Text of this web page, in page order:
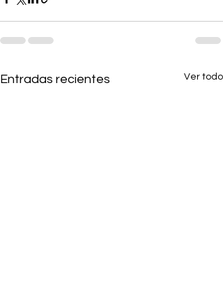
Entradas recientes Ver todo